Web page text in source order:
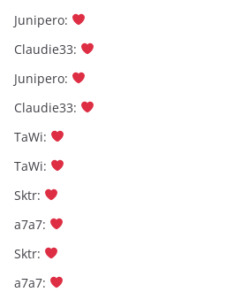
Junipero:
Claudie33:
Junipero:
Claudie33:
TaWi:
TaWi:
Sktr:
a7a7:
Sktr:
a7a7: